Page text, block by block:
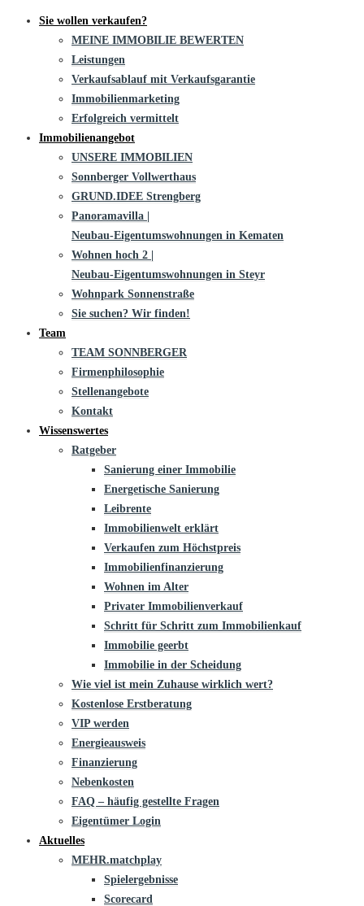
Sie wollen verkaufen?
MEINE IMMOBILIE BEWERTEN
Leistungen
Verkaufsablauf mit Verkaufsgarantie
Immobilienmarketing
Erfolgreich vermittelt
Immobilienangebot
UNSERE IMMOBILIEN
Sonnberger Vollwerthaus
GRUND.IDEE Strengberg
Panoramavilla |
Neubau-Eigentums­­wohnungen in Kematen
Wohnen hoch 2 |
Neubau-Eigentumswohnungen in Steyr
Wohnpark Sonnenstraße
Sie suchen? Wir finden!
Team
TEAM SONNBERGER
Firmenphilosophie
Stellenangebote
Kontakt
Wissenswertes
Ratgeber
Sanierung einer Immobilie
Energetische Sanierung
Leibrente
Immobilienwelt erklärt
Verkaufen zum Höchstpreis
Immobilienfinanzierung
Wohnen im Alter
Privater Immobilienverkauf
Schritt für Schritt zum Immobilienkauf
Immobilie geerbt
Immobilie in der Scheidung
Wie viel ist mein Zuhause wirklich wert?
Kostenlose Erstberatung
VIP werden
Energieausweis
Finanzierung
Nebenkosten
FAQ – häufig gestellte Fragen
Eigentümer Login
Aktuelles
MEHR.matchplay
Spielergebnisse
Scorecard